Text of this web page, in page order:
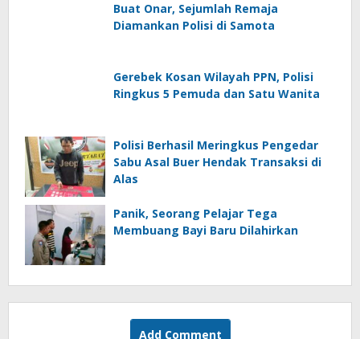
Buat Onar, Sejumlah Remaja
Diamankan Polisi di Samota
Gerebek Kosan Wilayah PPN, Polisi
Ringkus 5 Pemuda dan Satu Wanita
Polisi Berhasil Meringkus Pengedar
Sabu Asal Buer Hendak Transaksi di
Alas
Panik, Seorang Pelajar Tega
Membuang Bayi Baru Dilahirkan
Add Comment